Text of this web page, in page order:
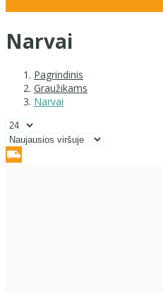
Narvai
Pagrindinis
Graužikams
Narvai